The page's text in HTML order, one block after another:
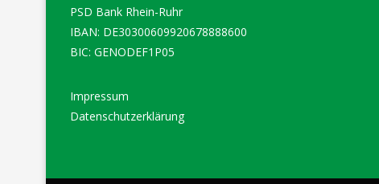
PSD Bank Rhein-Ruhr
IBAN: DE30300609920678888600
BIC: GENODEF1P05
Impressum
Datenschutzerklärung